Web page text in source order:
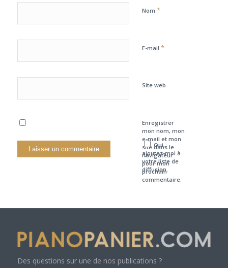
Nom *
E-mail *
Site web
Enregistrer
mon nom, mon
e-mail et mon
site dans le
navigateur
pour mon
prochain
commentaire.
Oui,
ajoutez-moi à
votre liste de
diffusion.
Des questions sur une de nos publications ?